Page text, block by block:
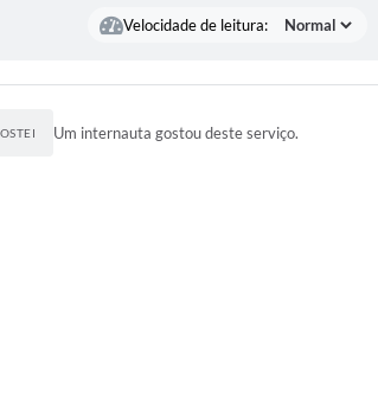
Velocidade de leitura:
Um internauta gostou deste serviço.